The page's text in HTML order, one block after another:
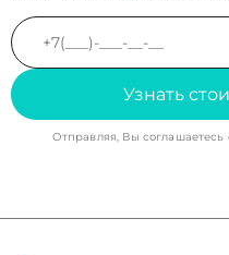
Узнать
Отправляя, Вы соглашаетесь